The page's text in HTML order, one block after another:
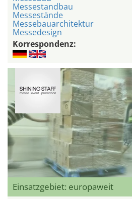
Messestandbau
Messestände
Messebauarchitektur
Messedesign
Korrespondenz:
Einsatzgebiet: europaweit